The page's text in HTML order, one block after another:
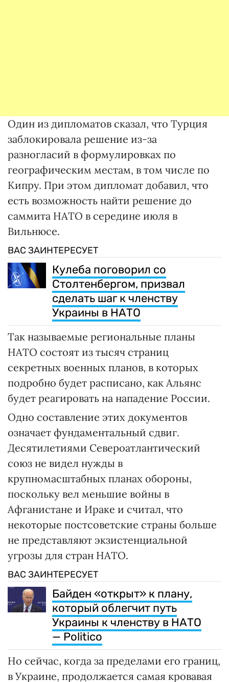
Один из дипломатов сказал, что Турция
заблокировала решение из-за
разногласий в формулировках по
географическим местам, в том числе по
Кипру. При этом дипломат добавил, что
есть возможность найти решение до
саммита НАТО в середине июля в
Вильнюсе.
ВАС ЗАИНТЕРЕСУЕТ
Кулеба поговорил со
Столтенбергом, призвал
сделать шаг к членству
Украины в НАТО
Так называемые региональные планы
НАТО состоят из тысяч страниц
секретных военных планов, в которых
подробно будет расписано, как Альянс
будет реагировать на нападение России.
Одно составление этих документов
означает фундаментальный сдвиг.
Десятилетиями Североатлантический
союз не видел нужды в
крупномасштабных планах обороны,
поскольку вел меньшие войны в
Афганистане и Ираке и считал, что
некоторые постсоветские страны больше
не представляют экзистенциальной
угрозы для стран НАТО.
ВАС ЗАИНТЕРЕСУЕТ
Байден «открыт» к плану,
который облегчит путь
Украины к членству в НАТО
— Politico
Но сейчас, когда за пределами его границ,
в Украине, продолжается самая кровавая